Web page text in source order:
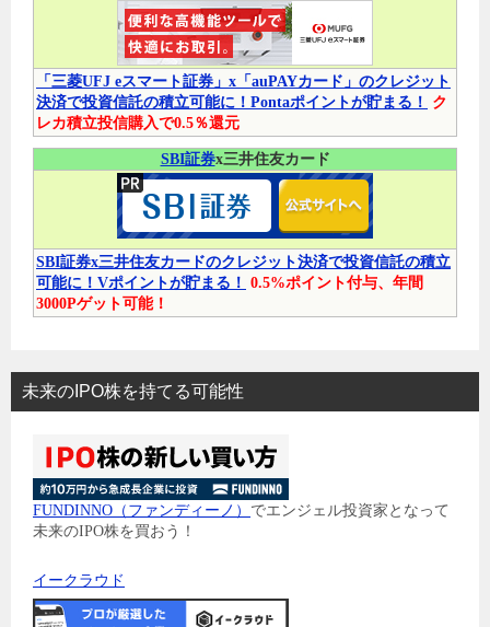
「三菱UFJ eスマート証券」x「auPAYカード」のクレジット
決済で投資信託の積立可能に！Pontaポイントが貯まる！
ク
レカ積立投信購入で0.5％還元
SBI証券x三井住友カード
SBI証券x三井住友カードのクレジット決済で投資信託の積立
可能に！Vポイントが貯まる！ 0.5%ポイント付与、年間
3000Pゲット可能！
未来のIPO株を持てる可能性
FUNDINNO（ファンディーノ） でエンジェル投資家となって
未来のIPO株を買おう！
イークラウド